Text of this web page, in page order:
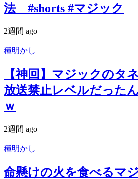
法 #shorts #マジック
2週間 ago
種明かし
【神回】マジックのタ
放送禁止レベルだった
ｗ
2週間 ago
種明かし
命懸けの火を食べるマ